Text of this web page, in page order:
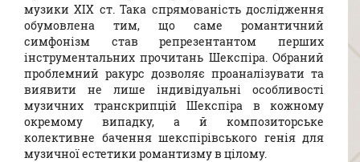
музики ХІХ ст. Така спрямованість дослідження
обумовлена тим, що саме романтичний
симфонізм став репрезентантом перших
інструментальних прочитань Шекспіра. Обраний
проблемний ракурс дозволяє проаналізувати та
виявити не лише індивідуальні особливості
музичних транскрипцій Шекспіра в кожному
окремому випадку, а й композиторське
колективне бачення шекспірівського генія для
музичної естетики романтизму в цілому.